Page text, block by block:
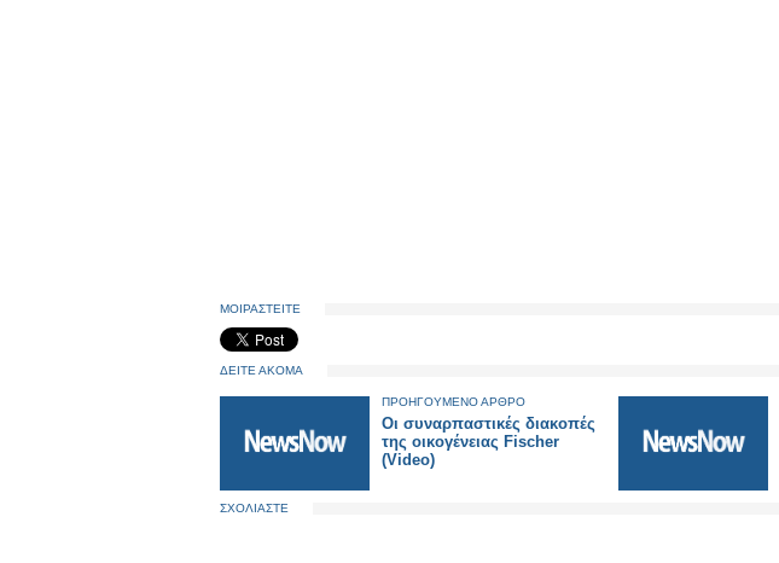
ΜΟΙΡΑΣΤΕΙΤΕ
ΔΕΙΤΕ ΑΚΟΜΑ
ΠΡΟΗΓΟΥΜΕΝΟ ΑΡΘΡΟ
Οι συναρπαστικές διακοπές
της οικογένειας Fischer
(Video)
ΣΧΟΛΙΑΣΤΕ